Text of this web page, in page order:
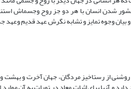
شدن انسان با هر دو جز روح وجسم‏اش
وجوه تمایز و تشابه نگرش عهد قدیم
از رستاخیز مردگان، جهان آخرت و بهشت